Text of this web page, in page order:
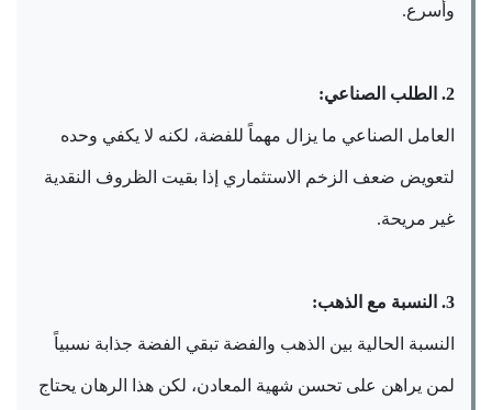
وأسرع.
2. الطلب الصناعي:
العامل الصناعي ما يزال مهماً للفضة، لكنه لا يكفي وحده
لتعويض ضعف الزخم الاستثماري إذا بقيت الظروف النقدية
غير مريحة.
3. النسبة مع الذهب:
النسبة الحالية بين الذهب والفضة تبقي الفضة جذابة نسبياً
لمن يراهن على تحسن شهية المعادن، لكن هذا الرهان يحتاج